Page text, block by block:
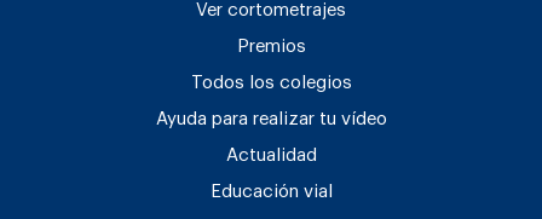
Ver cortometrajes
Premios
Todos los colegios
Ayuda para realizar tu vídeo
Actualidad
Educación vial